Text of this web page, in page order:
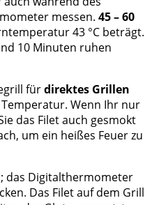
messen. 45 – 60
43 °C beträgt.
10 Minuten ruhen
fürdirektes Grillen
Wenn Ihr nur
das Filet auch gesmokt
um ein heißes Feuer zu
; das Digitalthermometer
Das Filet auf dem Grill